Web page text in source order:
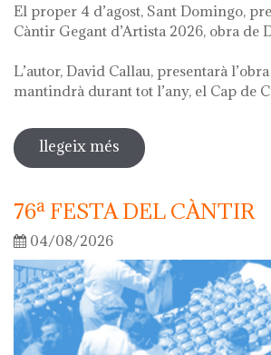
El proper 4 d’agost, Sant Domingo,
Càntir Gegant d’Artista 2026, obra de
L’autor, David Callau, presentarà
mantindrà durant tot l’any, el Cap de
llegeix més sobre presentació
d'artista
76ª FESTA DEL CÀNTIR
04/08/2026